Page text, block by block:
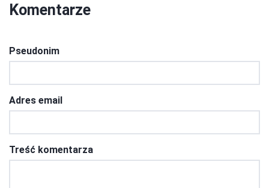
Komentarze
Pseudonim
Adres email
Treść komentarza